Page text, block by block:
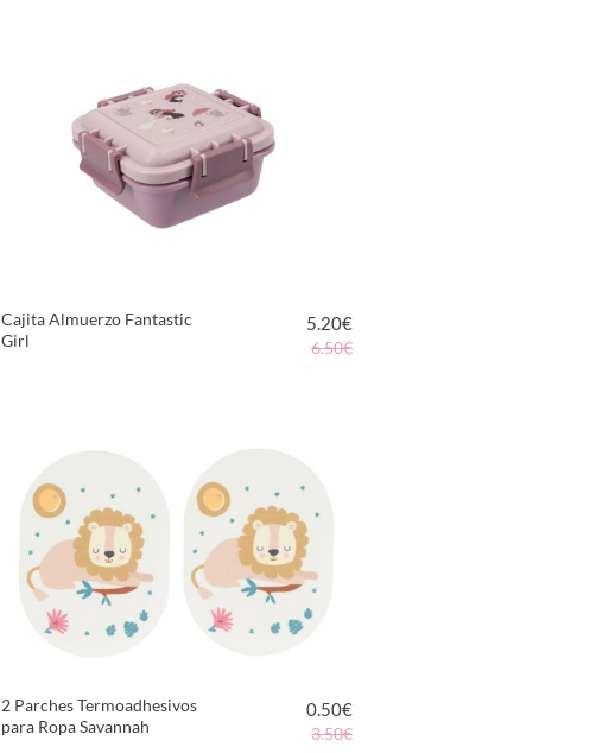
Cajita Almuerzo Fantastic
Girl
5.20€
6.50€
2 Parches Termoadhesivos
para Ropa Savannah
0.50€
3.50€